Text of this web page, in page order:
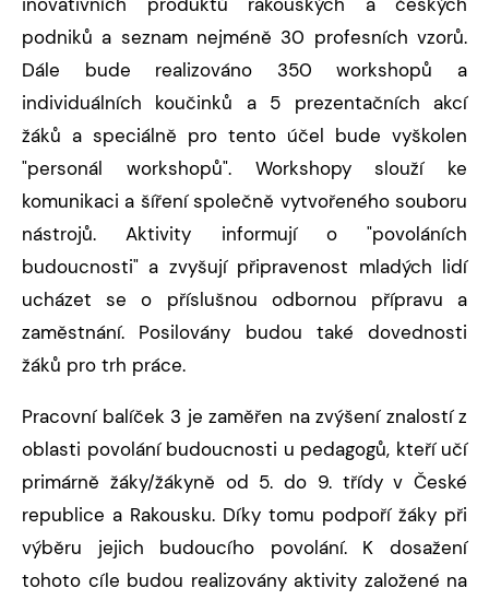
podniků a seznam nejméně 30 profesních vzorů.
Dále bude realizováno 350 workshopů a
individuálních koučinků a 5 prezentačních akcí
žáků a speciálně pro tento účel bude vyškolen
"personál workshopů". Workshopy slouží ke
komunikaci a šíření společně vytvořeného souboru
nástrojů. Aktivity informují o "povoláních
budoucnosti" a zvyšují připravenost mladých lidí
ucházet se o příslušnou odbornou přípravu a
zaměstnání. Posilovány budou také dovednosti
žáků pro trh práce.
Pracovní balíček 3 je zaměřen na zvýšení znalostí z
oblasti povolání budoucnosti u pedagogů, kteří učí
primárně žáky/žákyně od 5. do 9. třídy v České
republice a Rakousku. Díky tomu podpoří žáky při
výběru jejich budoucího povolání. K dosažení
tohoto cíle budou realizovány aktivity založené na